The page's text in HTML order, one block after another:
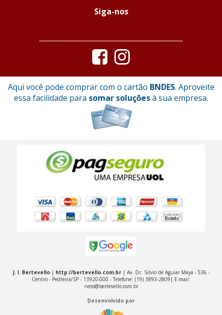
Siga-nos
Aqui você pode comprar com o cartão BNDES. Aproveite
essa facilidade para somar soluçõesà sua empresa.
J. I. Bertevello| http://bertevello.com.br| Av. Dr. Silvio de Aguiar Maya - 536 -
Centro - Pedreira/SP - 13920-000 - Telefone: (19) 3893-2809| E-mail:
neto@bertevello.com.br
Desenvolvido por